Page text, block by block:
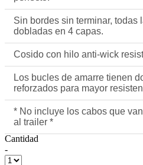
Sin bordes sin terminar, todas
dobladas en 4 capas.
Cosido con hilo anti-wick
Los bucles de amarre tienen
reforzados para mayor
* No incluye los cabos que
al trailer *
Cantidad
-